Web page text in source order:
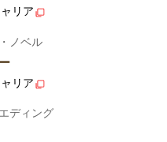
リア
ノベル
リア
ディング